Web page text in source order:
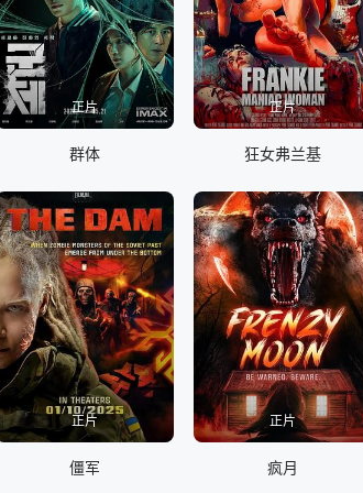
正片
群体
正片
狂女弗兰基
正片
僵军
正片
疯月